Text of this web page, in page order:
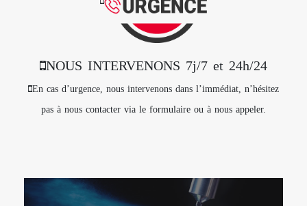
NOUS INTERVENONS 7j/7 et 24h/24
En cas d’urgence, nous intervenons dans l’immédiat, n’hésitez
pas à nous contacter via le formulaire ou à nous appeler.